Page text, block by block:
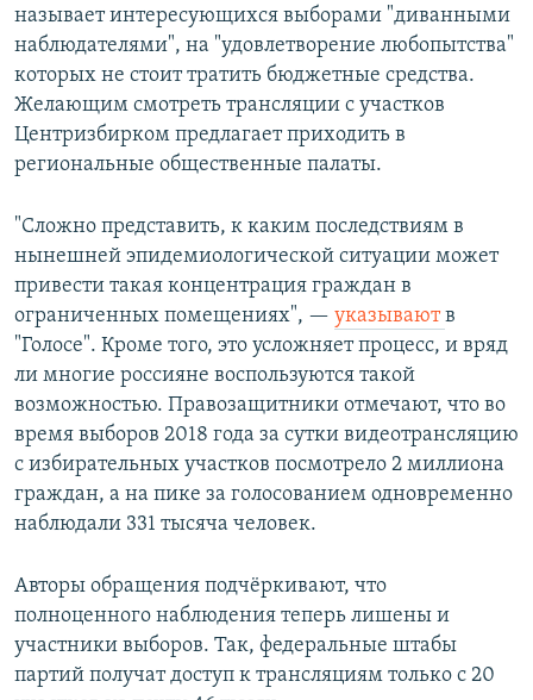
называет интересующихся выборами "диванными
наблюдателями", на "удовлетворение любопытства"
которых не стоит тратить бюджетные средства.
Желающим смотреть трансляции с участков
Центризбирком предлагает приходить в
региональные общественные палаты.
"Сложно представить, к каким последствиям в
нынешней эпидемиологической ситуации может
привести такая концентрация граждан в
ограниченных помещениях", — указываютв
"Голосе". Кроме того, это усложняет процесс, и вряд
ли многие россияне воспользуются такой
возможностью. Правозащитники отмечают, что во
время выборов 2018 года за сутки видеотрансляцию
с избирательных участков посмотрело 2 миллиона
граждан, а на пике за голосованием одновременно
наблюдали 331 тысяча человек.
Авторы обращения подчёркивают, что
полноценного наблюдения теперь лишены и
участники выборов. Так, федеральные штабы
партий получат доступ к трансляциям только с 20